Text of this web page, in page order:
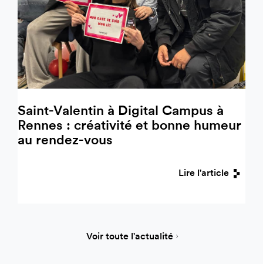
Saint-Valentin à Digital Campus à
Rennes : créativité et bonne humeur
au rendez-vous
Lire l'article
Voir toute l'actualité